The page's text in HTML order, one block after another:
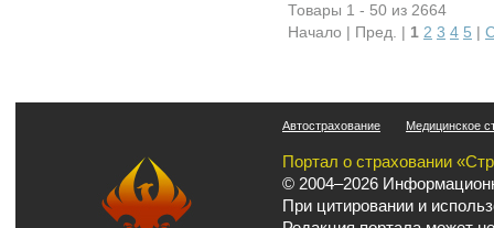
Товары 1 - 50 из 2664
Начало | Пред. | 1 2 3 4 5 |
Автострахование Медицинское
Портал о страховании
© 2004–2026
При цитировании и